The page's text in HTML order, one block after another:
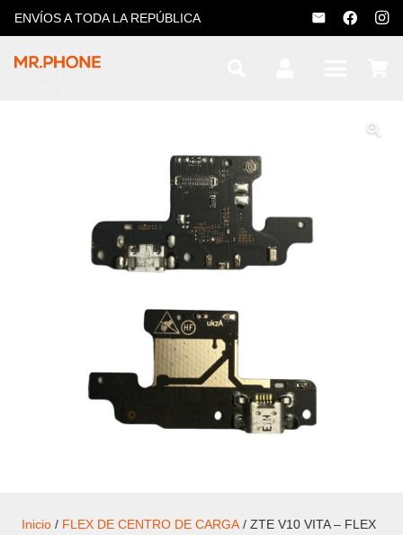
ENVÍOS A TODA LA REPÚBLICA
Inicio / FLEX DE CENTRO DE CARGA / ZTE V10 VITA – FLEX